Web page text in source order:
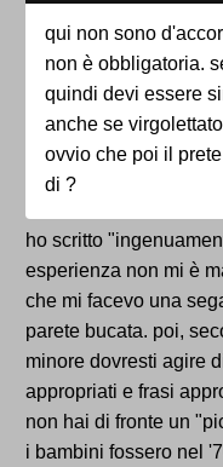
qui non sono
non è obbligatoria.
quindi devi essere
anche se
ovvio che poi il
di ?
ho scritto
esperienza non mi è
che mi facevo una
parete bucata. poi,
minore dovresti agire
appropriati e frasi
non hai di fronte un
i bambini fossero nel